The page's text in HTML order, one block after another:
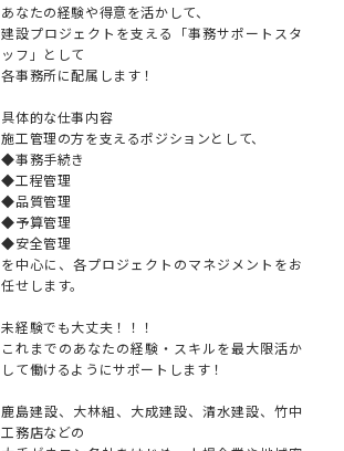
あなたの経験や得意を活かして、
建設プロジェクトを支える「事務サポートスタ
ッフ」として
各事務所に配属します！
具体的な仕事内容
施工管理の方を支えるポジションとして、
◆事務手続き
◆工程管理
◆品質管理
◆予算管理
◆安全管理
を中心に、各プロジェクトのマネジメントをお
任せします。
未経験でも大丈夫！！！
これまでのあなたの経験・スキルを最大限活か
して働けるようにサポートします！
鹿島建設、大林組、大成建設、清水建設、竹中
工務店などの